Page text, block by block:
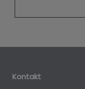
Kontakt